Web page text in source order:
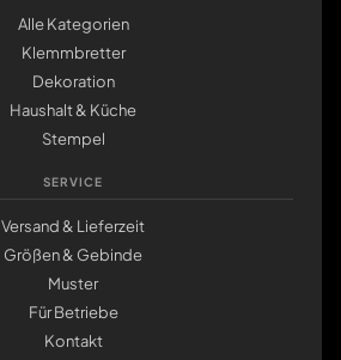
Alle Kategorien
Klemmbretter
Dekoration
Haushalt & Küche
Stempel
SERVICE
Versand & Lieferzeit
Größen & Gebinde
Muster
Für Betriebe
Kontakt